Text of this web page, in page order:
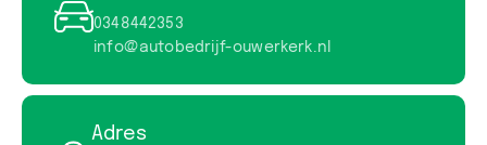
0348442353
info@autobedrijf-ouwerkerk.nl
Adres